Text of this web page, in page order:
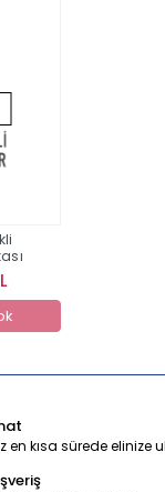
en kısa sürede elinize